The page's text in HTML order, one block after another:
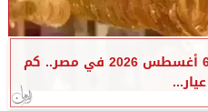
أسعار الذهب اليوم الخميس 6 أغسطس 2026 في مصر.. كم